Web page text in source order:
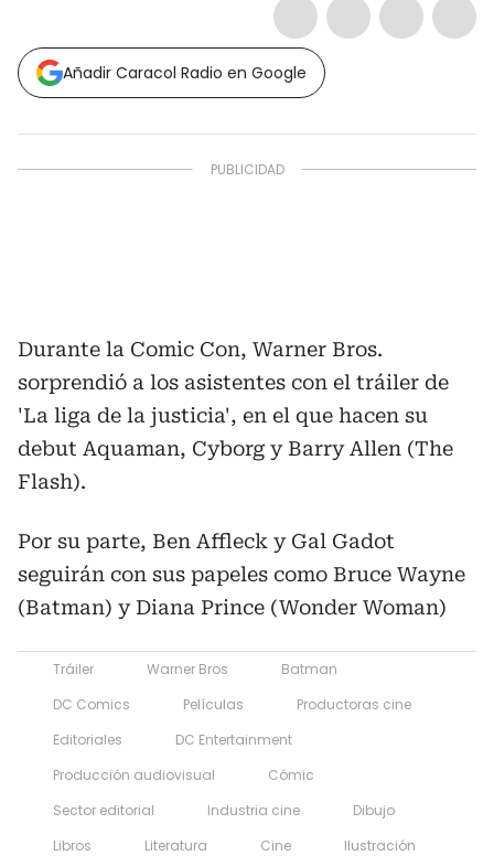
Añadir Caracol Radio en Google
Durante la Comic Con, Warner Bros.
sorprendió a los asistentes con el tráiler de
'La liga de la justicia', en el que hacen su
debut Aquaman, Cyborg y Barry Allen (The
Flash).
Por su parte, Ben Affleck y Gal Gadot
seguirán con sus papeles como Bruce Wayne
(Batman) y Diana Prince (Wonder Woman)
Tráiler Warner Bros
Batman
DC Comics
Películas
Productoras cine
Editoriales
DC Entertainment
Producción audiovisual
Cómic
Sector editorial
Industria cine
Dibujo
Libros
Literatura Cine
Ilustración